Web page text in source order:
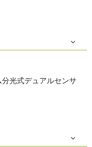
光式デュアルセンサ